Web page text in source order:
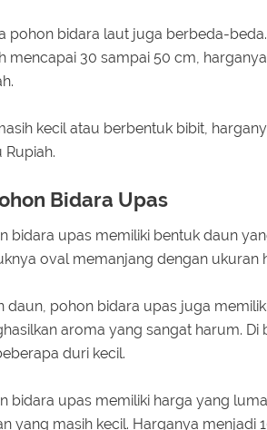
pohon bidara laut juga berbeda-
mencapai 30 sampai 50 cm,
kecil atau berbentuk bibit,
Rupiah.
Bidara Upas
bidara upas memiliki bentuk daun
oval memanjang dengan ukuran
daun, pohon bidara upas juga
aroma yang sangat harum.
duri kecil.
bidara upas memiliki harga yang
yang masih kecil. Harganya menjadi